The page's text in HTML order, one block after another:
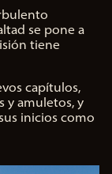
se pone a
tiene
capítulos,
y amuletos, y
inicios como